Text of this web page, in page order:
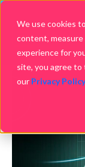
We use cookies
content, measure
experience for
site, you agree to
our Privacy Policy